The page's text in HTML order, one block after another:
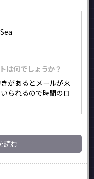
は何でしょうか？
があるとメールが来
られるので時間のロ
読む